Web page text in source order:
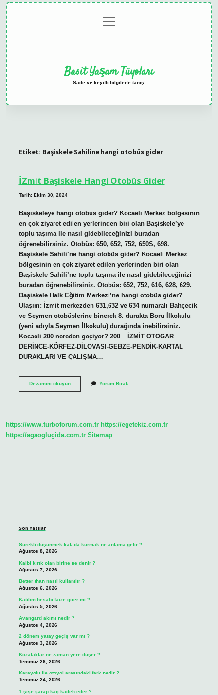
menüyü
aç
Basit Yaşam Tüyoları
Sade ve keyifli bilgilerle tanış!
Etiket: Başiskele Sahiline hangi otobüs gider
İZmit Başiskele Hangi Otobüs Gider
Tarih: Ekim 30, 2024
Başiskeleye hangi otobüs gider? Kocaeli Merkez bölgesinin
en çok ziyaret edilen yerlerinden biri olan Başiskele’ye
toplu taşıma ile nasıl gidebileceğinizi buradan
öğrenebilirsiniz. Otobüs: 650, 652, 752, 650S, 698.
Başiskele Sahili’ne hangi otobüs gider? Kocaeli Merkez
bölgesinin en çok ziyaret edilen yerlerinden biri olan
Başiskele Sahili’ne toplu taşıma ile nasıl gidebileceğinizi
buradan öğrenebilirsiniz. Otobüs: 652, 752, 616, 628, 629.
Başiskele Halk Eğitim Merkezi’ne hangi otobüs gider?
Ulaşım: İzmit merkezden 631,632 ve 634 numaralı Bahçecik
ve Seymen otobüslerine binerek 8. durakta Boru İlkokulu
(yeni adıyla Seymen İlkokulu) durağında inebilirsiniz.
Kocaeli 200 nereden geçiyor? 200 – İZMİT OTOGAR –
DERİNCE-KÖRFEZ-DİLOVASI-GEBZE-PENDİK-KARTAL
DURAKLARI VE ÇALIŞMA…
Devamını okuyunİZmit
Yorum Bırak
https://www.turboforum.com.tr https://egetekiz.com.tr
https://agaoglugida.com.tr Sitemap
Son Yazılar
Sürekli düşünmek kafada kurmak ne anlama gelir ?
Ağustos 8, 2026
Kalbi kırık olan birine ne denir ?
Ağustos 7, 2026
Better than nasıl kullanılır ?
Ağustos 6, 2026
Katılım hesabı faize girer mi ?
Ağustos 5, 2026
Avangard akımı nedir ?
Ağustos 4, 2026
2 dönem yatay geçiş var mı ?
Ağustos 3, 2026
Kozalaklar ne zaman yere düşer ?
Temmuz 26, 2026
Karayolu ile otoyol arasındaki fark nedir ?
Temmuz 24, 2026
1 şişe şarap kaç kadeh eder ?